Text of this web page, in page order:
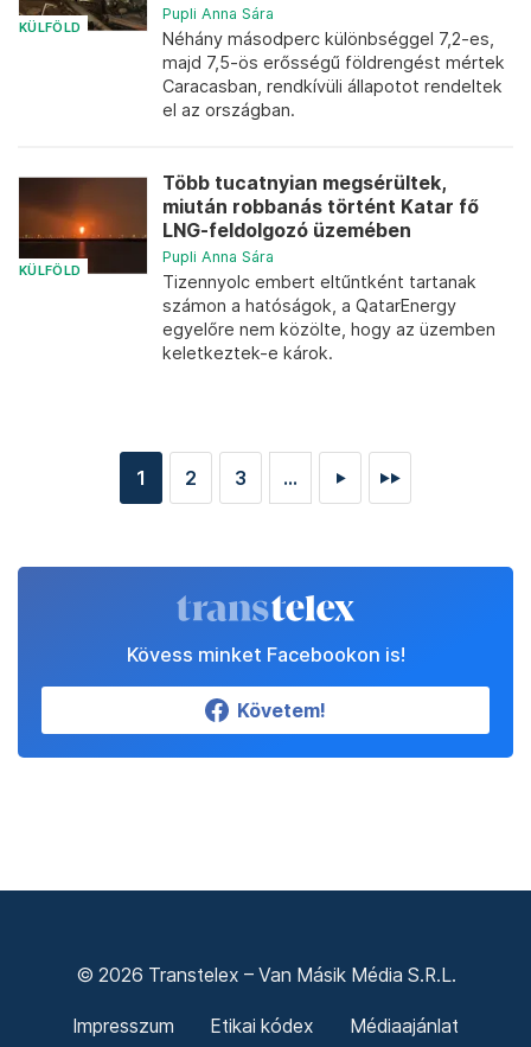
KÜLFÖLD
Pupli Anna Sára
Néhány másodperc különbséggel 7,2-es,
majd 7,5-ös erősségű földrengést mértek
Caracasban, rendkívüli állapotot rendeltek
el az országban.
KÜLFÖLD
Több tucatnyian megsérültek,
miután robbanás történt Katar fő
LNG-feldolgozó üzemében
Pupli Anna Sára
Tizennyolc embert eltűntként tartanak
számon a hatóságok, a QatarEnergy
egyelőre nem közölte, hogy az üzemben
keletkeztek-e károk.
1 2 3 ... ► ►►
Kövess minket Facebookon is!
Követem!
© 2026 Transtelex – Van Másik Média S.R.L.
Impresszum Etikai kódex Médiaajánlat